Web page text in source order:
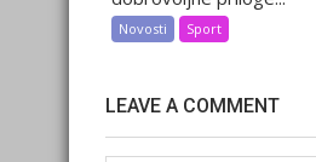
Novosti Sport
LEAVE A COMMENT